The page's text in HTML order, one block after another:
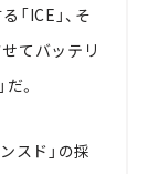
ICE」、そ
てバッテリ
。
スド」の採